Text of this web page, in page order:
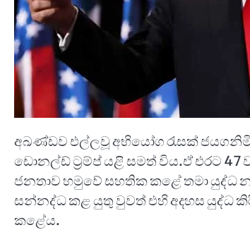
අඛණ්ඩව එල්ලවූ අභියෝග රැසක්
ඩොනල්ඩ් ට්‍රම්ප් යළි සමත් විය.ඒ එරට
ජනතාව හමුවේ සහතික කළේ තමා යුද්ධ
සන්නද්ධ කළ යුතු වුවත් එහි අදහස යුද්ධ
කළේය.